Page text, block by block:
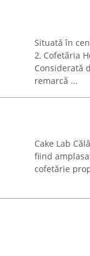
Situată în
2, Cofetăria
Considerată
remarcă ...
Cake Lab
fiind
cofetărie